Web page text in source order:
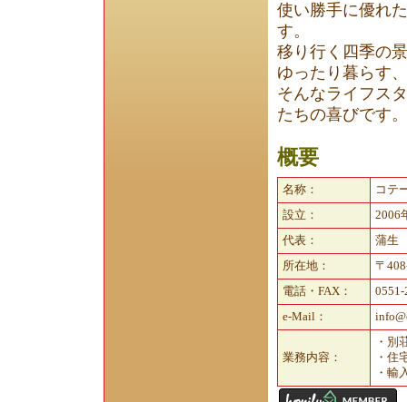
使い勝手に優れ
す。
移り行く四季の
ゆったり暮らす、
そんなライフス
たちの喜びです。
概要
名称：
コテ
設立：
2006
代表：
蒲生
所在地：
〒
電話・FAX：
0551-
e-Mail：
業務内容：
・別
・住
・輸